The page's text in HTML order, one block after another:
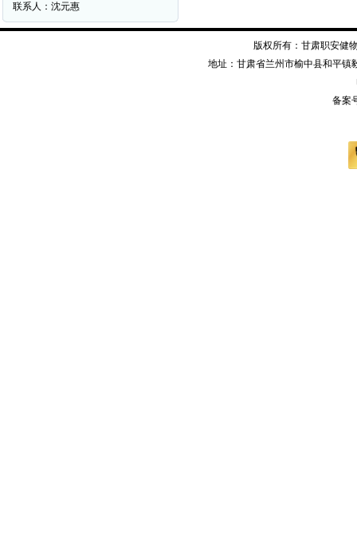
联系人：沈元惠
版权所有：甘肃职安健
地址：甘肃省兰州市榆中县和平镇
备案